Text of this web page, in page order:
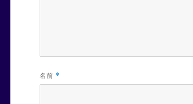
名前 *